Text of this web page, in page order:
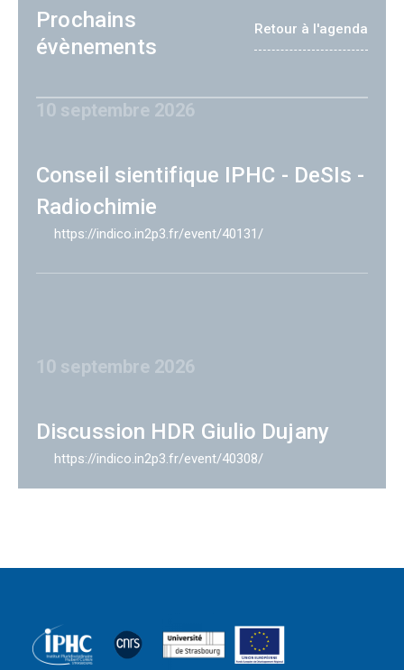
Prochains
évènements
Retour à l'agenda
10 septembre 2026
Conseil sientifique IPHC - DeSIs -
Radiochimie
https://indico.in2p3.fr/event/40131/
10 septembre 2026
Discussion HDR Giulio Dujany
https://indico.in2p3.fr/event/40308/